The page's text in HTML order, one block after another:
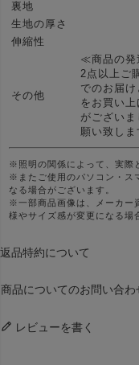
裏地
生地の厚さ
伸縮性
その他
≪商品の発
2点以上ご
でのお届
をお買い
がござい
願い致しま
※照明の関係によって、実際
※またご使用のパソコン・ス
なる場合がございます。
※一部商品画像は、メーカー
様やサイズ感が変更になる場
返品特約について
商品についてのお問い合わ
レビューを書く